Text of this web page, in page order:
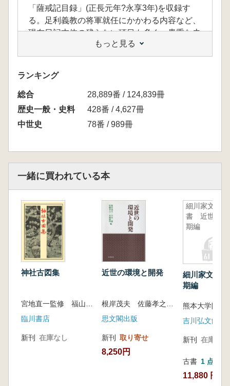
「薩戒記目録」(正長元年?永享3年)を収録す
る。足利義教の将軍就任にかかわる内容など、
現在日記本体の残らない項目も多く、貴重な史
もっと見る
ランキング
総合
28,889番 / 124,839冊
歴史一般・史料
428番 / 4,627冊
中世史
78番 / 989冊
一緒に買われている本
神社古図集
宮地直一監修 福山敏男ほか 編
臨川書店
新刊 在庫なし
近世の環境と開発
根岸茂夫 佐藤孝之 他 著
思文閣出版
新刊 取り寄せ
8,250円
細川家文
書 近世初
期編
細川家文書
期編
吉川弘文館
新刊 在庫なし
古書 1 点
11,880 円